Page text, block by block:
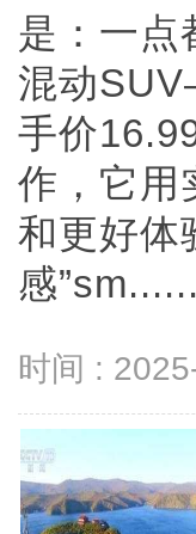
是：一点
混动
手价
作，它用
和更好体
感”sm......
时间 :